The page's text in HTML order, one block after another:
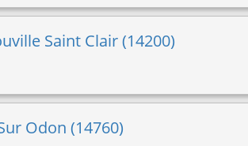
Saint Clair (14200)
Odon (14760)